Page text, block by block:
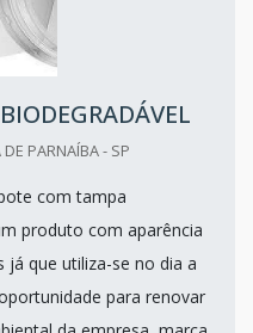
PARNAÍBA - SP
com tampa
produto com aparência
que utiliza-se no dia a
para renovar